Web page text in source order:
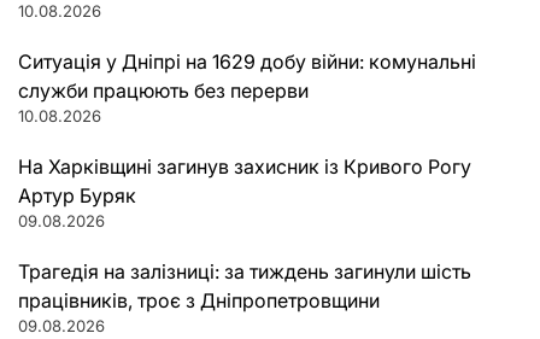
10.08.2026
Ситуація у Дніпрі на 1629 добу війни: комунальні
служби працюють без перерви
10.08.2026
На Харківщині загинув захисник із Кривого Рогу
Артур Буряк
09.08.2026
Трагедія на залізниці: за тиждень загинули шість
працівників, троє з Дніпропетровщини
09.08.2026